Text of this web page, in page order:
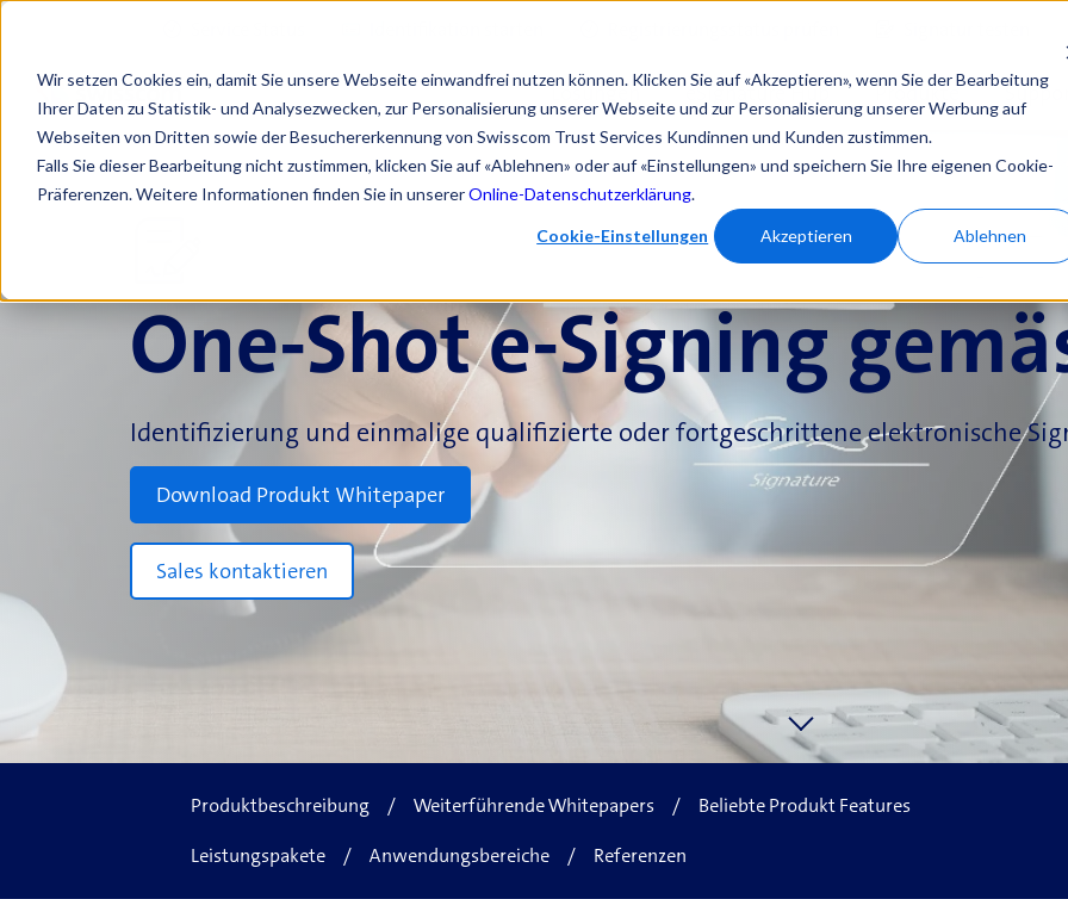
Wir setzen Cookies ein, damit Sie unsere Webseite einwandfrei nutzen können. Klicken Sie auf «Akzeptieren», wenn Sie der Bearbeitung
Ihrer Daten zu Statistik- und Analysezwecken, zur Personalisierung unserer Webseite und zur Personalisierung unserer Werbung auf
Webseiten von Dritten sowie der Besuchererkennung von Swisscom Trust Services Kundinnen und Kunden zustimmen.
Falls Sie dieser Bearbeitung nicht zustimmen, klicken Sie auf «Ablehnen» oder auf «Einstellungen» und speichern Sie Ihre eigenen Cookie-
Präferenzen. Weitere Informationen finden Sie in unsererOnline-Datenschutzerklärung.
Cookie-Einstellungen Akzeptieren Ablehnen
Lösungen eSignature Hub
Neuste Blogbeiträge
Produkte
One-Shot e-Signing
Identifizierung und einmalige qualifizierte oder fortgeschrittene elektronische
Download Produkt Whitepaper
Sales kontaktieren
Produktbeschreibung / Weiterführende Whitepapers /
Beliebte Produkt Features
Leistungspakete
/ Anwendungsbereiche / Referenzen